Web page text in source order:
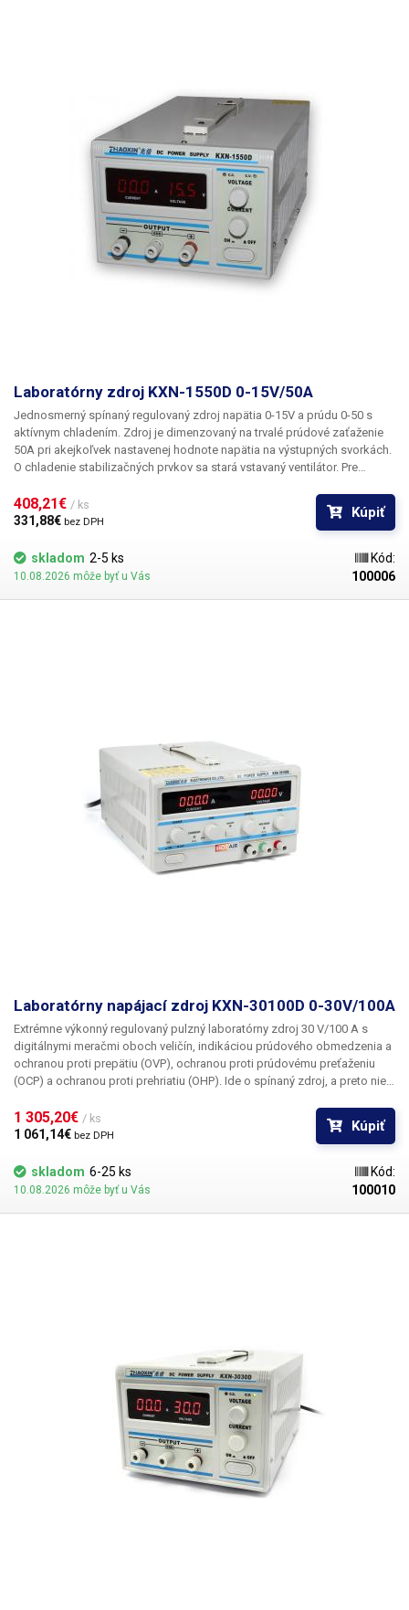
Laboratórny zdroj KXN-1550D 0-15V/50A
Jednosmerný spínaný regulovaný zdroj napätia 0-15V a prúdu 0-50 s
aktívnym chladením. Zdroj je dimenzovaný na trvalé prúdové zaťaženie
50A pri akejkoľvek nastavenej hodnote napätia na výstupných svorkách.
O chladenie stabilizačných prvkov sa stará vstavaný ventilátor. Pre
šasi k dispozícii svorky pre silové vodiče. K pohodlnému nastaveniu
napätia slúži viacotáčkový potenciometer.
408,21€ / ks
331,88€ bez DPH
Kúpiť
skladom 2-5 ks
10.08.2026 môže byť u Vás
Kód:
100006
Laboratórny napájací zdroj KXN-30100D 0-30V/100A
Extrémne výkonný regulovaný pulzný laboratórny zdroj 30 V/100 A s
digitálnymi meračmi oboch veličín, indikáciou prúdového obmedzenia a
ochranou proti prepätiu (OVP), ochranou proti prúdovému preťaženiu
(OCP) a ochranou proti prehriatiu (OHP). Ide o spínaný zdroj, a preto nie
transformátorom.
1 305,20€ / ks
1 061,14€ bez DPH
Kúpiť
skladom 6-25 ks
10.08.2026 môže byť u Vás
Kód:
100010